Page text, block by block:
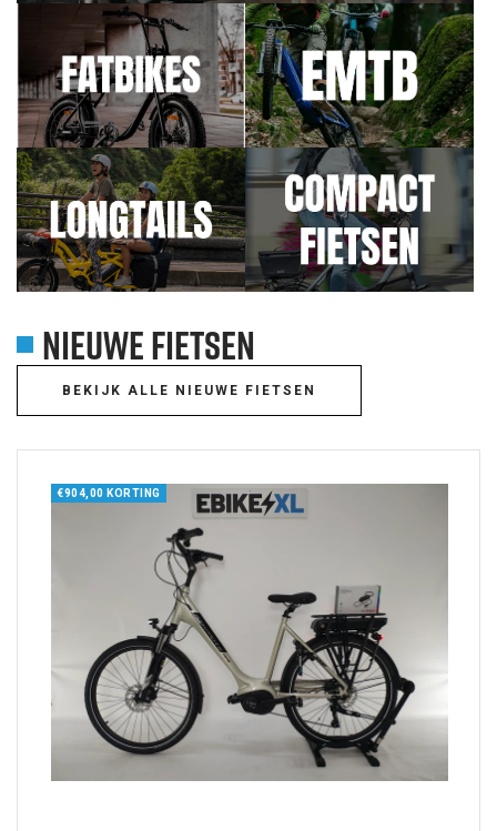
NIEUWE FIETSEN
BEKIJK ALLE NIEUWE FIETSEN
€904,00 KORTING